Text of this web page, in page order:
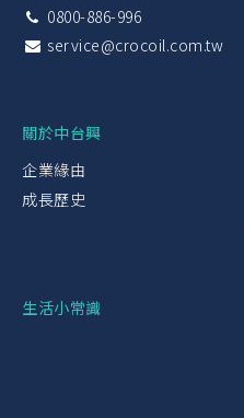
0800-886-996
service@crocoil.com.tw
關於中台興
企業緣由
成長歷史
生活小常識